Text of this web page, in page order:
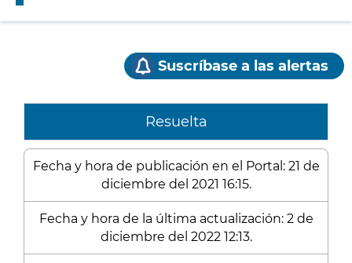
Suscríbase a las alertas
Resuelta
Fecha y hora de publicación en el Portal: 21 de
diciembre del 2021 16:15.
Fecha y hora de la última actualización: 2 de
diciembre del 2022 12:13.